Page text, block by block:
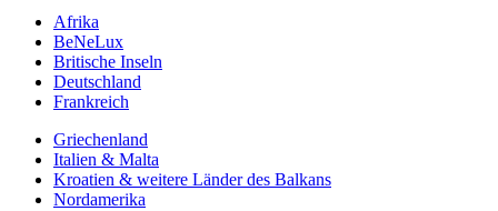
Afrika
BeNeLux
Britische Inseln
Deutschland
Frankreich
Griechenland
Italien & Malta
Kroatien & weitere Länder des Balkans
Nordamerika